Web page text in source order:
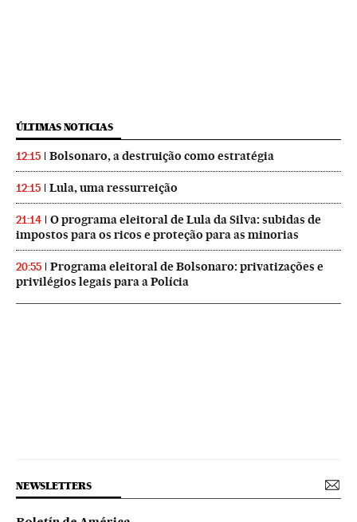
ÚLTIMAS NOTICIAS
12:15 Bolsonaro, a destruição como estratégia
12:15 Lula, uma ressurreição
21:14
O programa eleitoral de Lula da Silva: subidas de
impostos para os ricos e proteção para as minorias
20:55
Programa eleitoral de Bolsonaro: privatizações e
privilégios legais para a Polícia
NEWSLETTERS